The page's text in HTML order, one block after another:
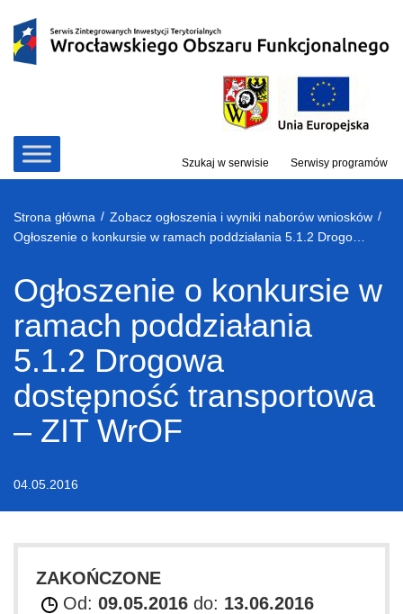
treści
Szukaj w serwisie Serwisy programów
Strona główna / Zobacz ogłoszenia i wyniki naborów wniosków /
Ogłoszenie o konkursie w
ramach poddziałania
5.1.2 Drogowa
dostępność transportowa
– ZIT WrOF
04.05.2016
ZAKOŃCZONE
Od: 09.05.2016 do: 13.06.2016